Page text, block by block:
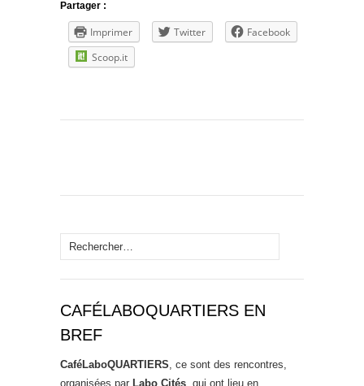
Partager :
Imprimer Twitter
Facebook
Scoop.it
Rechercher :
CAFÉLABOQUARTIERS EN
BREF
CaféLaboQUARTIERS , ce sont des rencontres,
organisées par Labo Cités , qui ont lieu en